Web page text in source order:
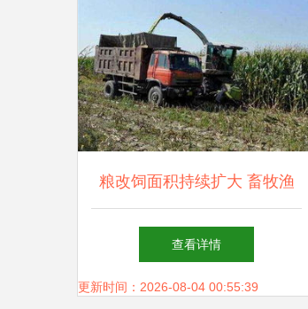
粮改饲面积持续扩大 畜牧渔
业饲料销售迎结构性机遇与挑
战
查看详情
更新时间：2026-08-04 00:55:39